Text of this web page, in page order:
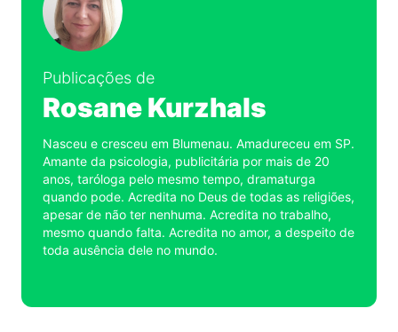
Publicações de
Rosane Kurzhals
Nasceu e cresceu em Blumenau. Amadureceu em SP.
Amante da psicologia, publicitária por mais de 20
anos, taróloga pelo mesmo tempo, dramaturga
quando pode. Acredita no Deus de todas as religiões,
apesar de não ter nenhuma. Acredita no trabalho,
mesmo quando falta. Acredita no amor, a despeito de
toda ausência dele no mundo.